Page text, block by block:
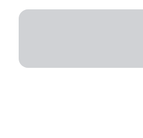
건너뛰기